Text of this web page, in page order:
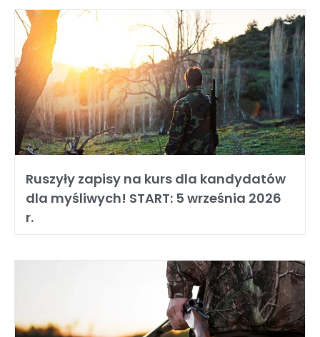
Ruszyły zapisy na kurs dla kandydatów
dla myśliwych! START: 5 września 2026
r.